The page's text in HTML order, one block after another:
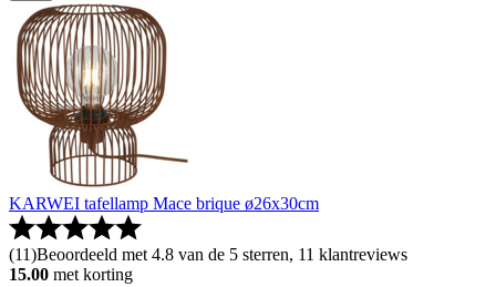
KARWEI tafellamp Mace brique ø26x30cm
(11)Beoordeeld met 4.8 van de 5 sterren, 11 klantreviews
15.00 met korting